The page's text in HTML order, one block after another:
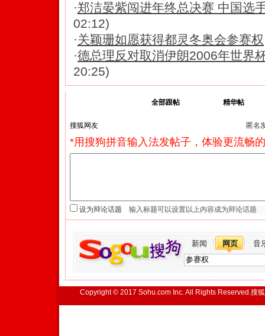
·郑洁晏紫闯进年终总决赛 中国选
02:12)
·关颖珊如愿获得都灵冬奥会参赛权
·德总理反对取消伊朗2006年世界
20:25)
全部跟帖 精华帖
匿名
*用搜狗拼音输入法发帖子，体验更流畅
设为辩论话题
新闻 网页 音
Copyright © 2017 Sohu.com Inc. All Rights Reserved.搜